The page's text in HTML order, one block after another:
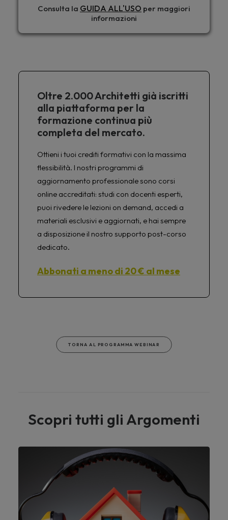
Consulta la GUIDA ALL'USO per maggiori
informazioni
Oltre 2.000 Architetti già iscritti
alla piattaforma per la
formazione continua più
completa del mercato.
Ottieni i tuoi crediti formativi con la massima
flessibilità. I nostri programmi di
aggiornamento professionale sono corsi
online accreditati: studi con docenti esperti,
puoi rivedere le lezioni on demand, accedi a
materiali esclusivi e aggiornati, e hai sempre
a disposizione il nostro supporto post-corso
dedicato.
Abbonati a meno di 20 € al mese
TORNA AL PROGRAMMA WEBINAR
Scopri tutti gli Argomenti